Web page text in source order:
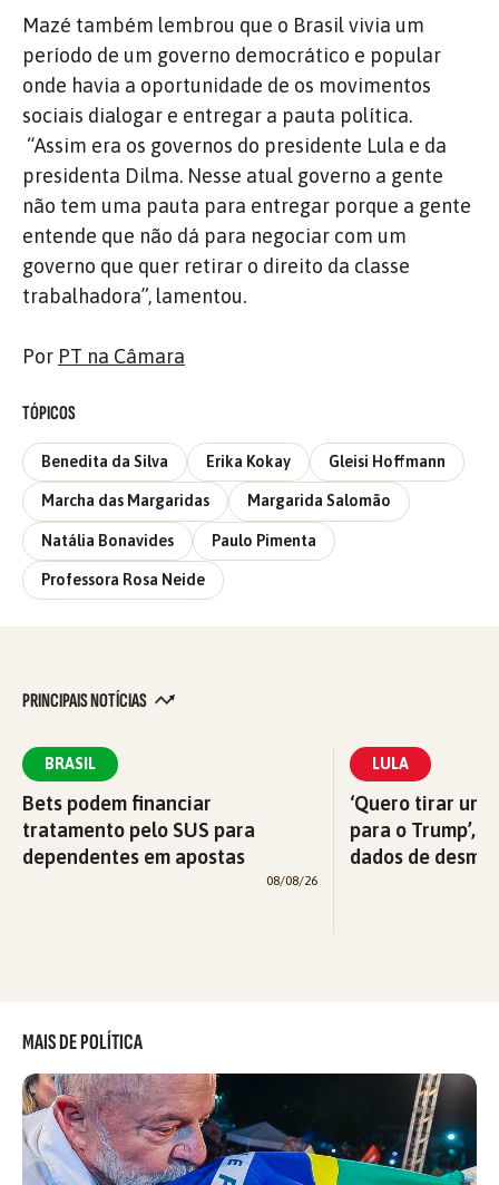
Mazé também lembrou que o Brasil vivia um
período de um governo democrático e popular
onde havia a oportunidade de os movimentos
sociais dialogar e entregar a pauta política.
“Assim era os governos do presidente Lula e da
presidenta Dilma. Nesse atual governo a gente
não tem uma pauta para entregar porque a gente
entende que não dá para negociar com um
governo que quer retirar o direito da classe
trabalhadora”, lamentou.
Por PT na Câmara
TÓPICOS
Benedita da Silva Erika Kokay Gleisi Hoffmann
Marcha das Margaridas Margarida Salomão
Natália Bonavides Paulo Pimenta
Professora Rosa Neide
PRINCIPAIS NOTÍCIAS
BRASIL
Bets podem financiar
tratamento pelo SUS para
dependentes em apostas
08/08/26
LULA
‘Quero tirar
para o Trump’,
dados de
MAIS DE POLÍTICA